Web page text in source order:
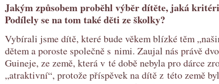
Jakým způsobem proběhl výběr dítěte, jaká
Podílely se na tom také děti ze školky?
Vybírali jsme dítě, které bude věkem blízké těm
dětem a poroste společně s nimi. Zaujal nás právě
Guineje, ze země, která v té době nebyla pro dárce
„atraktivní“, protože příspěvek na dítě z této země